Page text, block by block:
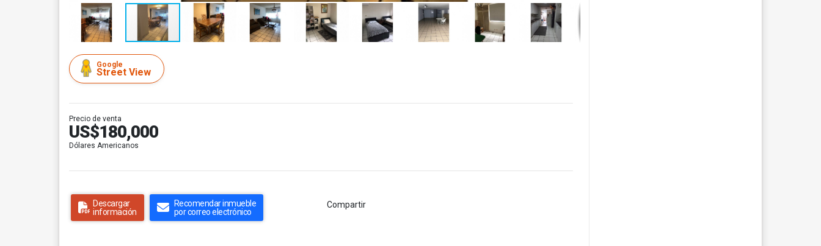
Google
Street View
Precio de venta
US$180,000
Dólares Americanos
Descargar
información
Recomendar inmueble
por correo electrónico
Compartir